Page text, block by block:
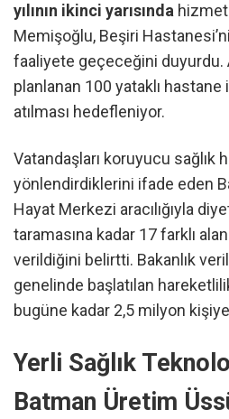
yılının ikinci yarısında
Memişoğlu, Beşiri
faaliyete geçeceğini duyurdu.
planlanan 100 yataklı hastane
atılması hedefleniyor.
Vatandaşları koruyucu sağlık
yönlendirdiklerini ifade eden
Hayat Merkezi aracılığıyla
taramasına kadar 17 farklı
verildiğini belirtti. Bakanlık
genelinde başlatılan
bugüne kadar 2,5 milyon kişiye
Yerli Sağlık
Batman Üretim